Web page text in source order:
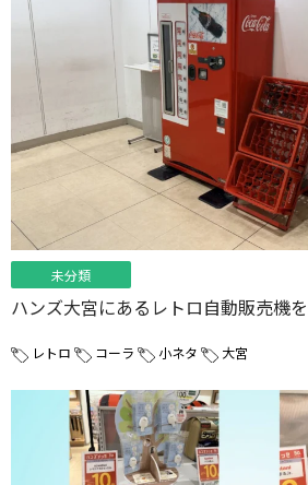
未分類
ハンズ大宮にあるレトロ自動販売機
レトロ コーラ 小ネタ 大宮